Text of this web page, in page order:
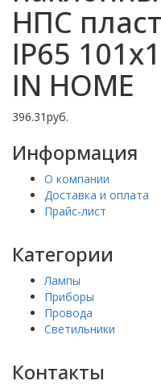
НПС
IP65
IN HOME
396.31руб.
Информация
О компании
Доставка и оплата
Прайс-лист
Категории
Лампы
Приборы
Провода
Светильники
Контакты